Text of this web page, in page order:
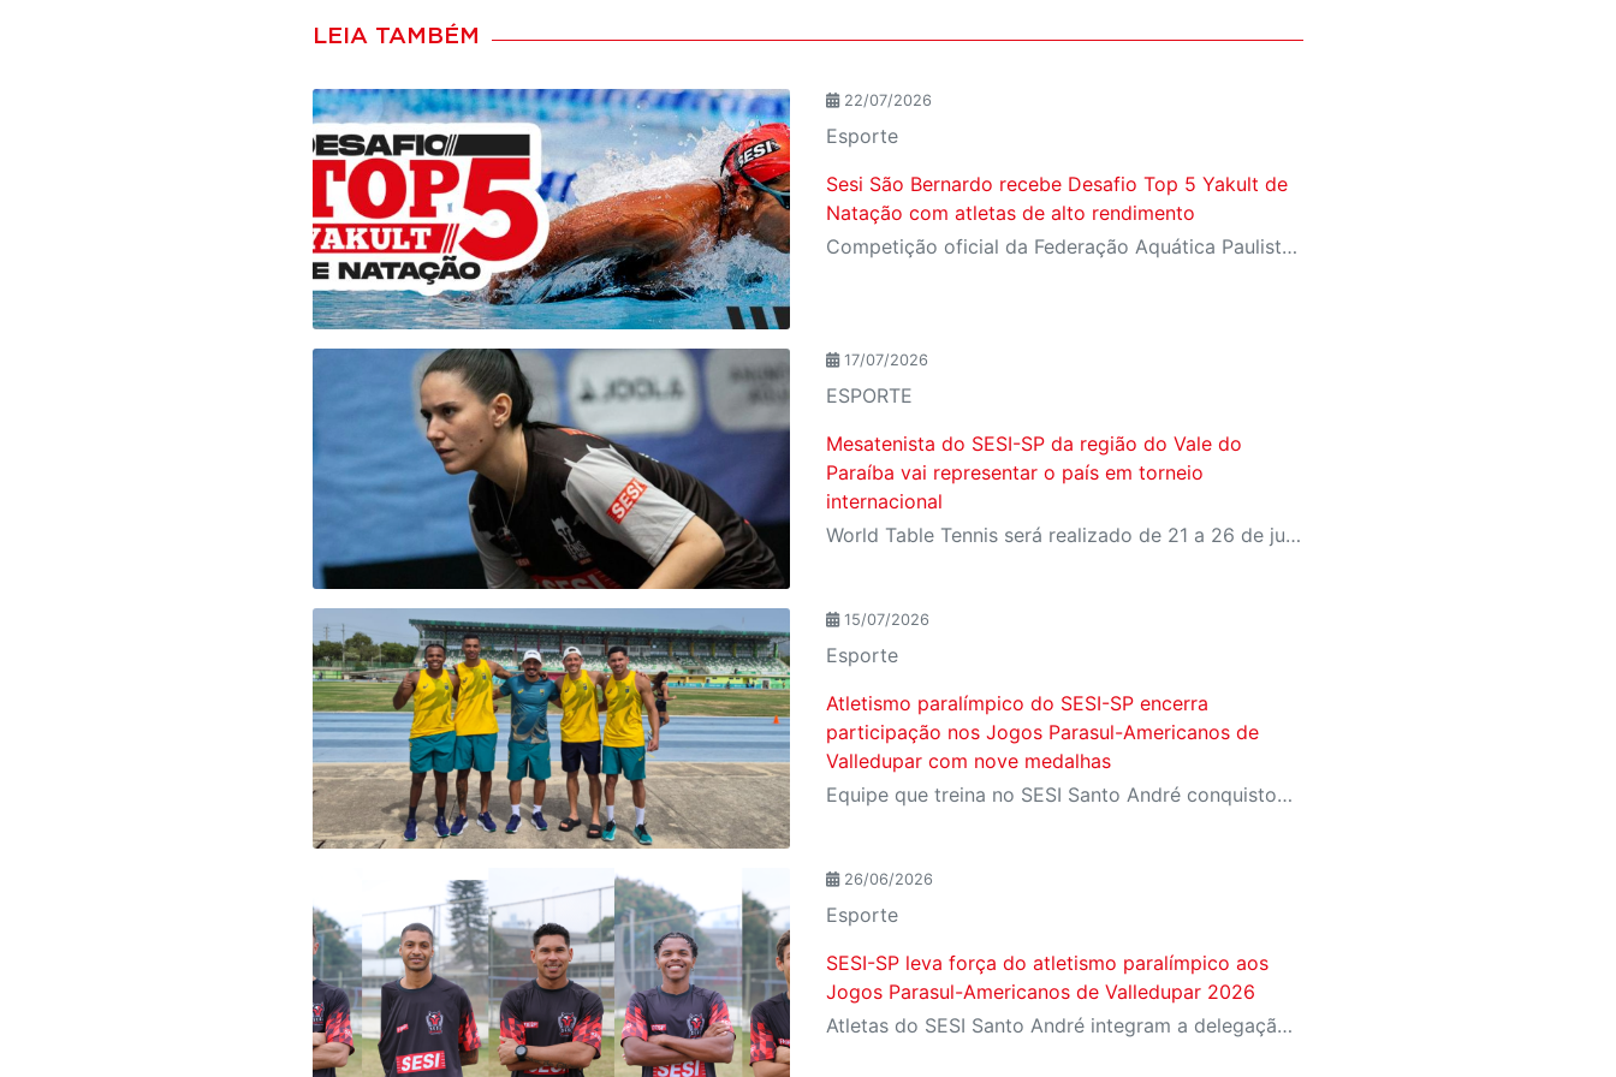
LEIA TAMBÉM
22/07/2026
Esporte
Sesi São Bernardo recebe Desafio Top 5 Yakult de
Natação com atletas de alto rendimento
Competição oficial da Federação Aquática Paulista reúne nadadores de elite em preparação para o Troféu José Finkel
17/07/2026
ESPORTE
Mesatenista do SESI-SP da região do Vale do
Paraíba vai representar o país em torneio
internacional
World Table Tennis será realizado de 21 a 26 de julho, em São José dos Campos
15/07/2026
Esporte
Atletismo paralímpico do SESI-SP encerra
participação nos Jogos Parasul-Americanos de
Valledupar com nove medalhas
Equipe que treina no SESI Santo André conquistou quatro ouros, três pratas e dois bronzes representando o Brasil na Colômbia
26/06/2026
Esporte
SESI-SP leva força do atletismo paralímpico aos
Jogos Parasul-Americanos de Valledupar 2026
Atletas do SESI Santo André integram a delegação brasileira na Colômbia; instituição terá a maior participação entre os representantes do país